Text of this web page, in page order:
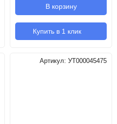
В корзину
Купить в 1 клик
Артикул: УТ000045475